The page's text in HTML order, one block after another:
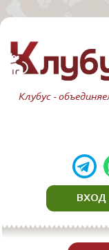
Клубус -
ВХОД